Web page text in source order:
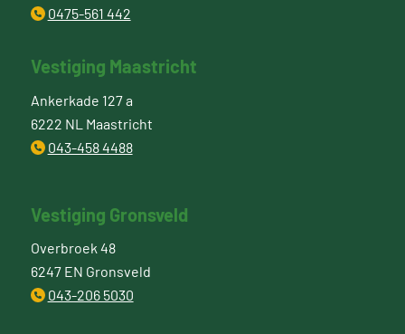
0475-561 442
Vestiging Maastricht
Ankerkade 127 a
6222 NL Maastricht
043-458 4488
Vestiging Gronsveld
Overbroek 48
6247 EN Gronsveld
043-206 5030